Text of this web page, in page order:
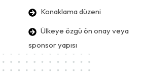
Konaklama düzeni
Ülkeye özgü ön onay veya
sponsor yapısı